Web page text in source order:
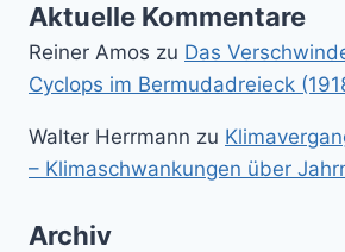
Aktuelle Kommentare
Reiner Amos zu Das
Cyclops im Bermudadreieck
Walter Herrmann zu
– Klimaschwankungen über
Archiv